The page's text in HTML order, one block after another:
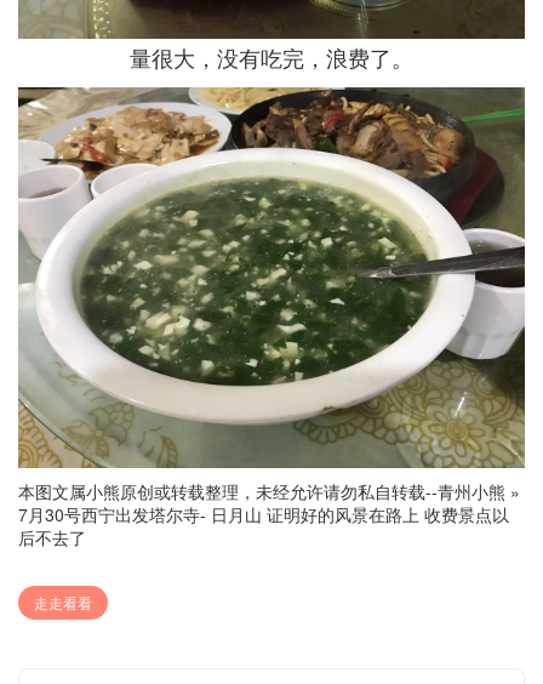
量很大，没有吃完，浪费了。
本图文属小熊原创或转载整理，未经允许请勿私自转载--青州小熊 »
7月30号西宁出发塔尔寺- 日月山 证明好的风景在路上 收费景点以
后不去了
走走看看